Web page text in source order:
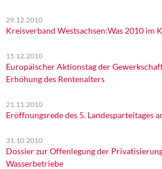
29.12.2010
Kreisverband Westsachsen:Was 2010 im
15.12.2010
Europäischer Aktionstag der
Erhöhung des Rentenalters
21.11.2010
Eröffnungsrede des 5. Landesparteitages
31.10.2010
Dossier zur Offenlegung der
Wasserbetriebe